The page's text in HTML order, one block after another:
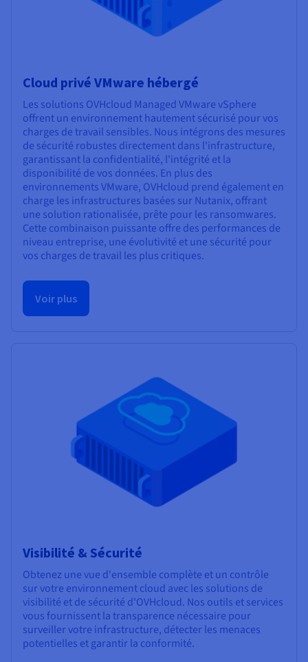
Cloud privé VMware hébergé
Les solutions OVHcloud Managed VMware vSphere
offrent un environnement hautement sécurisé pour vos
charges de travail sensibles. Nous intégrons des mesures
de sécurité robustes directement dans l'infrastructure,
garantissant la confidentialité, l'intégrité et la
disponibilité de vos données. En plus des
environnements VMware, OVHcloud prend également en
charge les infrastructures basées sur Nutanix, offrant
une solution rationalisée, prête pour les ransomwares.
Cette combinaison puissante offre des performances de
niveau entreprise, une évolutivité et une sécurité pour
vos charges de travail les plus critiques.
Voir plus
Visibilité & Sécurité
Obtenez une vue d'ensemble complète et un contrôle
sur votre environnement cloud avec les solutions de
visibilité et de sécurité d'OVHcloud. Nos outils et services
vous fournissent la transparence nécessaire pour
surveiller votre infrastructure, détecter les menaces
potentielles et garantir la conformité.